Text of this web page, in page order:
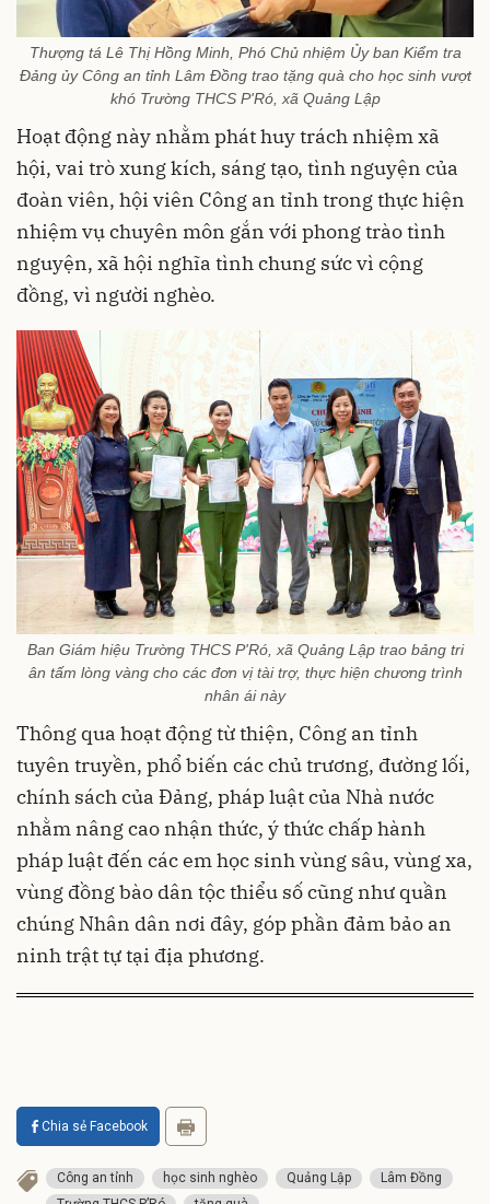
Thượng tá Lê Thị Hồng Minh, Phó Chủ nhiệm Ủy ban Kiểm tra
Đảng ủy Công an tỉnh Lâm Đồng trao tặng quà cho học sinh vượt
khó Trường THCS P'Ró, xã Quảng Lập
Hoạt động này nhằm phát huy trách nhiệm xã
hội, vai trò xung kích, sáng tạo, tình nguyện của
đoàn viên, hội viên Công an tỉnh trong thực hiện
nhiệm vụ chuyên môn gắn với phong trào tình
nguyện, xã hội nghĩa tình chung sức vì cộng
đồng, vì người nghèo.
Ban Giám hiệu Trường THCS P'Ró, xã Quảng Lập trao bảng tri
ân tấm lòng vàng cho các đơn vị tài trợ, thực hiện chương trình
nhân ái này
Thông qua hoạt động từ thiện, Công an tỉnh
tuyên truyền, phổ biến các chủ trương, đường lối,
chính sách của Đảng, pháp luật của Nhà nước
nhằm nâng cao nhận thức, ý thức chấp hành
pháp luật đến các em học sinh vùng sâu, vùng xa,
vùng đồng bào dân tộc thiểu số cũng như quần
chúng Nhân dân nơi đây, góp phần đảm bảo an
ninh trật tự tại địa phương.
Chia sẻ Facebook
Công an tỉnh học sinh nghèo Quảng Lập
Lâm Đồng